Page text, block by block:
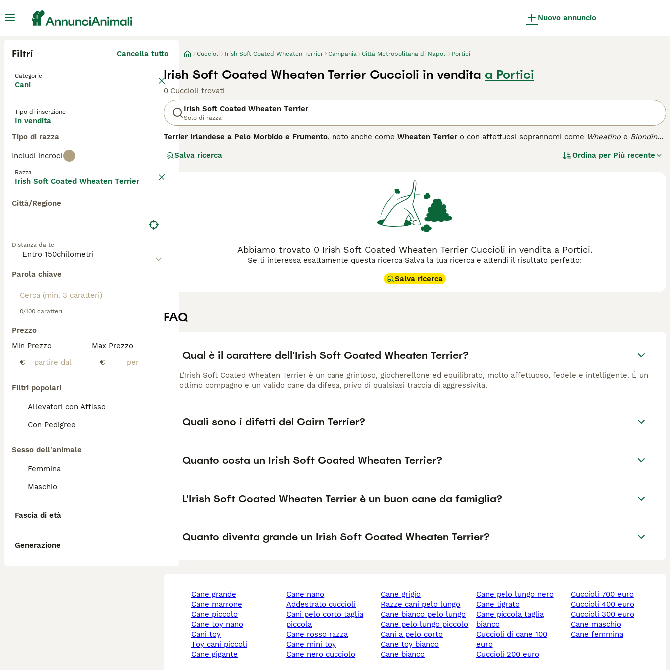
Nuovo annuncio
Filtri Cancella tutto
Categorie
Cani
Tipo di inserzione
In vendita
Tipo di razza
Includi incroci
Razza
Irish Soft Coated Wheaten Terrier
Città/Regione
Distanza da te
Parola chiave
0/100 caratteri
Prezzo
Min Prezzo
€
Max Prezzo
€
Filtri popolari
Allevatori con Affisso
Con Pedigree
Sesso dell'animale
Femmina
Maschio
Fascia di età
Generazione
Cuccioli Irish Soft Coated Wheaten Terrier Campania Città Metropolitana di Napoli Portici
Irish Soft Coated Wheaten Terrier Cuccioli in vendita a Portici
0 Cuccioli trovati
Irish Soft Coated Wheaten Terrier
Solo di razza
Terrier Irlandese a Pelo Morbido e Frumento, noto anche come Wheaten Terrier o con affettuosi soprannomi come Wheatinoe Biondino,
bestiame. Questo terrier di taglia media si distingue per il suo mantello morbido e setoso, di colore paglierino che schiarisce col tempo,
per la sua natura meno aggressiva. È un cane molto legato alla famiglia, adatto a persone attive che possono dedicargli tempo per
esercizio e socializzazione. Tuttavia, richiede cure specifiche come spazzolature quotidiane e toelettatura regolare per mantenere il pelo
è ideale per chi cerca un compagno energico e fedele, ma non è indicato per chi desidera un
Salva ricerca Ordina per Più recente
Abbiamo trovato 0 Irish Soft Coated Wheaten Terrier Cuccioli in vendita a Portici.
Se ti interessa esattamente questa ricerca Salva la tua ricerca e attendi il risultato perfetto:
Salva ricerca
FAQ
Qual è il carattere dell'Irish Soft Coated Wheaten Terrier?
L'Irish Soft Coated Wheaten Terrier è un cane grintoso, giocherellone ed equilibrato, molto affettuoso, fedele e intelligente. È un
ottimo compagno e un valido cane da difesa, privo di qualsiasi traccia di aggressività.
Quali sono i difetti del Cairn Terrier?
Quanto costa un Irish Soft Coated Wheaten Terrier?
L'Irish Soft Coated Wheaten Terrier è un buon cane da famiglia?
Quanto diventa grande un Irish Soft Coated Wheaten Terrier?
cane grande
cane marrone
cane piccolo
cane toy nano
cani toy
toy cani piccoli
cane gigante
cane nano
addestrato cuccioli
cani pelo corto taglia
piccola
cane rosso razza
cane mini toy
cane nero cucciolo
cane grigio
razze cani pelo lungo
cane bianco pelo lungo
cane pelo lungo piccolo
cani a pelo corto
cane toy bianco
cane bianco
cane pelo lungo nero
cane tigrato
cane piccola taglia
bianco
cuccioli di cane 100
euro
cuccioli 200 euro
cuccioli 700 euro
cuccioli 400 euro
cuccioli 300 euro
cane maschio
cane femmina